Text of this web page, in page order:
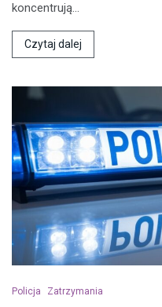
koncentrują…
Czytaj dalej
Policja Zatrzymania